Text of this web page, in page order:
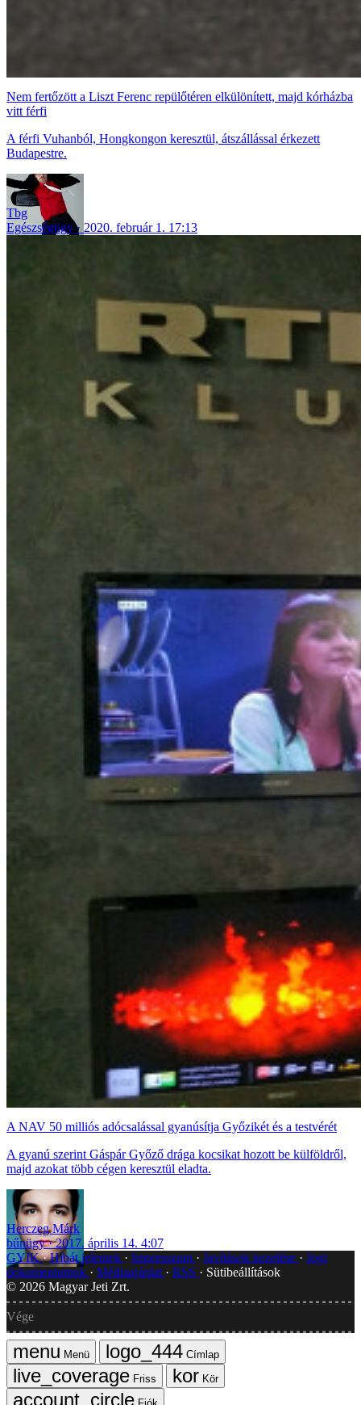
Nem fertőzött a Liszt Ferenc repülőtéren elkülönített, majd kórházba
vitt férfi
A férfi Vuhanból, Hongkongon keresztül, átszállással érkezett
Budapestre.
Tbg
Egészségügy
2020. február 1. 17:13
A NAV 50 milliós adócsalással gyanúsítja Győzikét és a testvérét
A gyanú szerint Gáspár Győző drága kocsikat hozott be külföldről,
majd azokat több cégen keresztül eladta.
Herczeg Márk
bűnügy
2017. április 14. 4:07
GYIK Hibát jelentek Impresszum Javítások kezelése
Jogi
dokumentumok
Médiaajánlat RSS
Sütibeállítások
© 2026 Magyar Jeti Zrt.
Vége
Menü
Címlap
Friss
Kör